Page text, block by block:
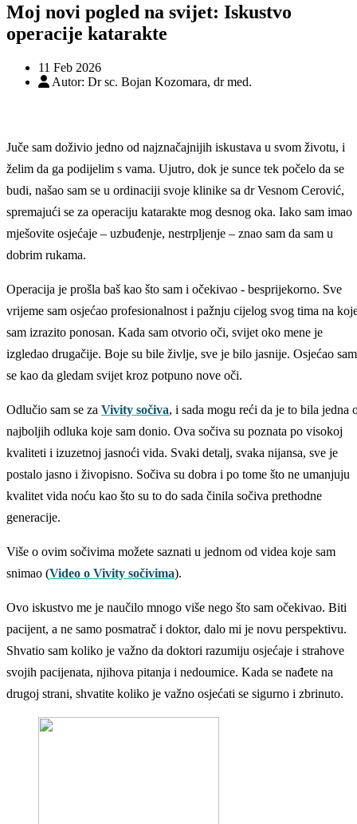
Moj novi pogled na svijet: Iskustvo
operacije katarakte
11 Feb 2026
Autor: Dr sc. Bojan Kozomara, dr med.
Juče sam doživio jedno od najznačajnijih iskustava u svom životu, i
želim da ga podijelim s vama. Ujutro, dok je sunce tek počelo da se
budi, našao sam se u ordinaciji svoje klinike sa dr Vesnom Cerović,
spremajući se za operaciju katarakte mog desnog oka. Iako sam imao
mješovite osjećaje – uzbuđenje, nestrpljenje – znao sam da sam u
dobrim rukama.
Operacija je prošla baš kao što sam i očekivao - besprijekorno. Sve
vrijeme sam osjećao profesionalnost i pažnju cijelog svog tima na
sam izrazito ponosan. Kada sam otvorio oči, svijet oko mene je
izgledao drugačije. Boje su bile življe, sve je bilo jasnije. Osjećao sam
se kao da gledam svijet kroz potpuno nove oči.
Odlučio sam se za Vivity sočiva, i sada mogu reći da je to bila jedna
najboljih odluka koje sam donio. Ova sočiva su poznata po visokoj
kvaliteti i izuzetnoj jasnoći vida. Svaki detalj, svaka nijansa, sve je
postalo jasno i živopisno. Sočiva su dobra i po tome što ne umanjuju
kvalitet vida noću kao što su to do sada činila sočiva prethodne
generacije.
Više o ovim sočivima možete saznati u jednom od videa koje sam
snimao (Video o Vivity sočivima).
Ovo iskustvo me je naučilo mnogo više nego što sam očekivao. Biti
pacijent, a ne samo posmatrač i doktor, dalo mi je novu perspektivu.
Shvatio sam koliko je važno da doktori razumiju osjećaje i strahove
svojih pacijenata, njihova pitanja i nedoumice. Kada se nađete na
drugoj strani, shvatite koliko je važno osjećati se sigurno i zbrinuto.